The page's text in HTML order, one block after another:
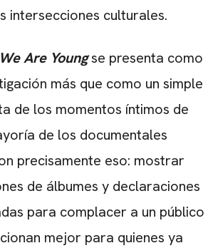
intersecciones culturales.
Are Youngse presenta como
más que como un simple
de los momentos íntimos de
de los documentales
precisamente eso: mostrar
de álbumes y declaraciones
para complacer a un público
mejor para quienes ya